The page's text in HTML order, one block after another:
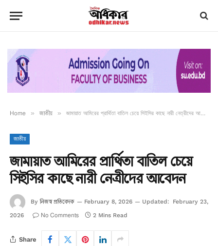
Home » জাতীয় » জামায়াত আমিরের প্রার্থিতা বাতিল চেয়ে সিইসির কাছে নারী নেত্রীদের আবেদন
জাতীয়
জামায়াত আমিরের প্রার্থিতা বাতিল চেয়ে
সিইসির কাছে নারী নেত্রীদের আবেদন
By নিজস্ব প্রতিবেদক February 8, 2026 Updated:
February 23,
2026
No Comments 2 Mins Read
Share